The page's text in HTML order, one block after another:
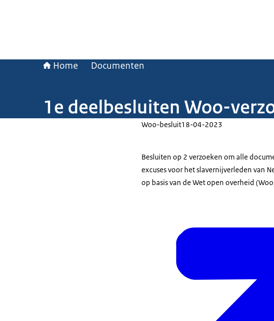
Home Documenten
1e deelbesluiten Woo-
Woo-besluit18-04-2023
Besluiten op 2 verzoeken om alle
excuses voor het slavernijverleden van
op basis van de Wet open overheid